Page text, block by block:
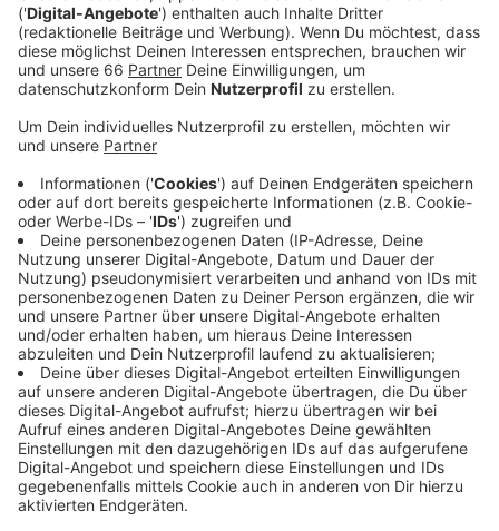
Ungewöhnliche Aktion von Stadt und Polizei
Anzeige
Heute und morgen (01.+02. April) gibt es in Rath ein
Probewiegen. Stühle, Tische, Vorzelt, ein voller
Wassertank, E-Bikes und noch zwei Erwachsene –
damit sind viele Wohnmobile schon bei Fahrtantritt viel
zu stark beladen. Um den Campern in Düsseldorf ein
Gefühl dafür zu geben, was ins Wohnmobil reinpasst
und was nicht, gibt es auf dem Gelände der
Jugendverkehrsschule am Rather Broich 137am
Dienstag und Mittwoch jeweils zwischen 15 und 18
Uhr ein so genanntes „Probewiegen“.
Verkehrsexperten der Polizei beantworten dort auch
Fragen zur Ladungssicherung.